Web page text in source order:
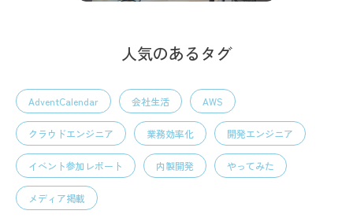
人気のあるタグ
AdventCalendar 会社生活 AWS
クラウドエンジニア 業務効率化 開発エンジニア
イベント参加レポート 内製開発 やってみた
メディア掲載